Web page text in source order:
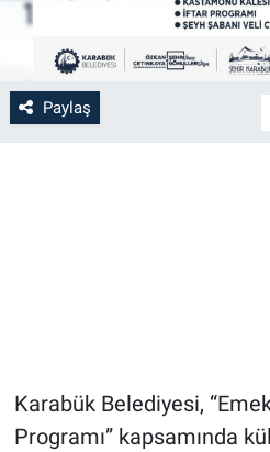
Paylaş
Karabük Belediyesi,
Programı” kapsamında